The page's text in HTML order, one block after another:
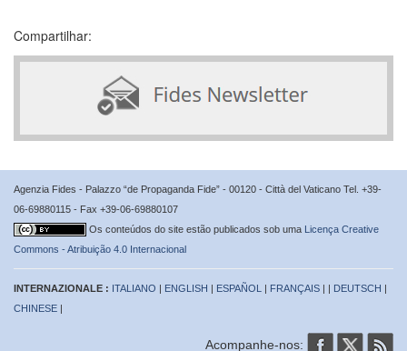
Compartilhar:
Agenzia Fides - Palazzo “de Propaganda Fide” - 00120 - Città del Vaticano Tel. +39-
06-69880115 - Fax +39-06-69880107
Os conteúdos do site estão publicados sob uma Licença Creative
Commons - Atribuição 4.0 Internacional
INTERNAZIONALE : ITALIANO | ENGLISH | ESPAÑOL | FRANÇAIS | | DEUTSCH |
CHINESE |
Acompanhe-nos: